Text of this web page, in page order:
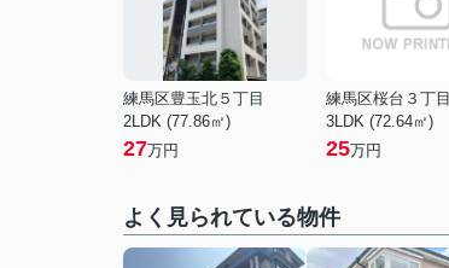
練馬区豊玉北５丁目
2LDK (77.86㎡)
27万円
練馬区桜台３丁目
3LDK (72.64㎡)
25万円
よく見られている物件